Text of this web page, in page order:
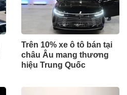
Trên 10% xe ô tô bán tại
châu Âu mang thương
hiệu Trung Quốc